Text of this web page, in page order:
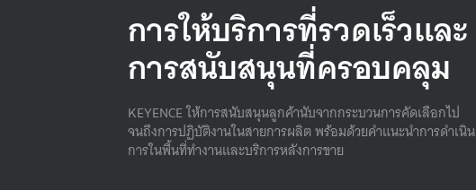
การให้บริการที่รวดเร็วและ
การสนับสนุนที่ครอบคลุม
KEYENCE ให้การสนับสนุนลูกค้านับจากกระบวนการคัดเลือกไป
จนถึงการปฏิบัติงานในสายการผลิต พร้อมด้วยคําแนะนําการดําเนิน
การในพื้นที่ทํางานและบริการหลังการขาย